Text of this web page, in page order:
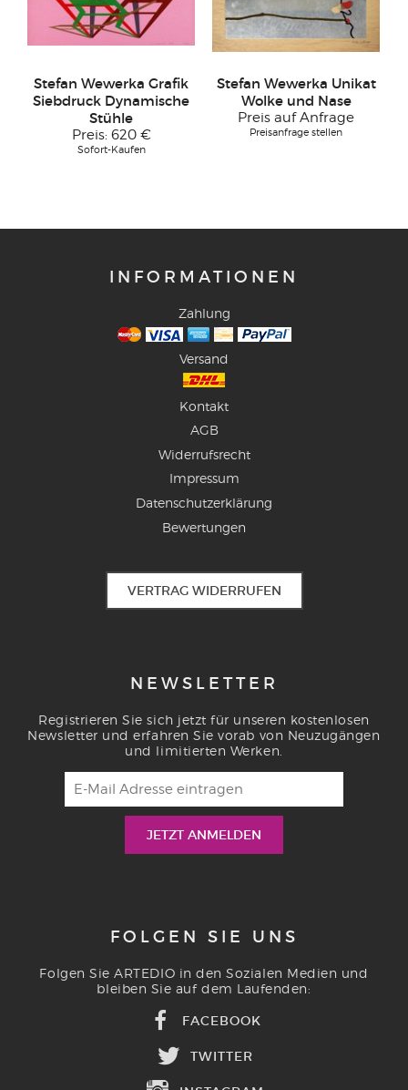
Stefan Wewerka Grafik
Siebdruck Dynamische
Stühle
Preis: 620 €
Sofort-Kaufen
Stefan Wewerka Unikat
Wolke und Nase
Preis auf Anfrage
Preisanfrage stellen
INFORMATIONEN
Zahlung
Versand
Kontakt
AGB
Widerrufsrecht
Impressum
Datenschutzerklärung
Bewertungen
VERTRAG WIDERRUFEN
NEWSLETTER
Registrieren Sie sich jetzt für unseren kostenlosen
Newsletter und erfahren Sie vorab von Neuzugängen
und limitierten Werken.
FOLGEN SIE UNS
Folgen Sie ARTEDIO in den Sozialen Medien und
bleiben Sie auf dem Laufenden:
FACEBOOK
TWITTER